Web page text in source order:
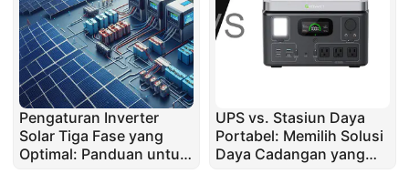
Pengaturan Inverter
Solar Tiga Fase yang
Optimal: Panduan untuk
UPS vs. Stasiun Daya
Portabel: Memilih Solusi
Daya Cadangan yang